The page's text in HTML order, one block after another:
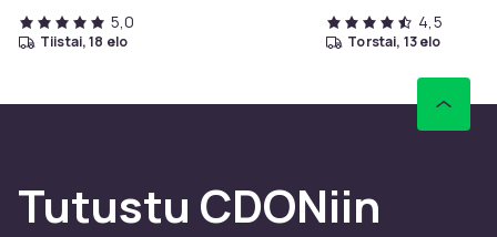
5,0
tiistai, 18 elo
4,5
torstai, 13 elo
Tutustu CDONiin